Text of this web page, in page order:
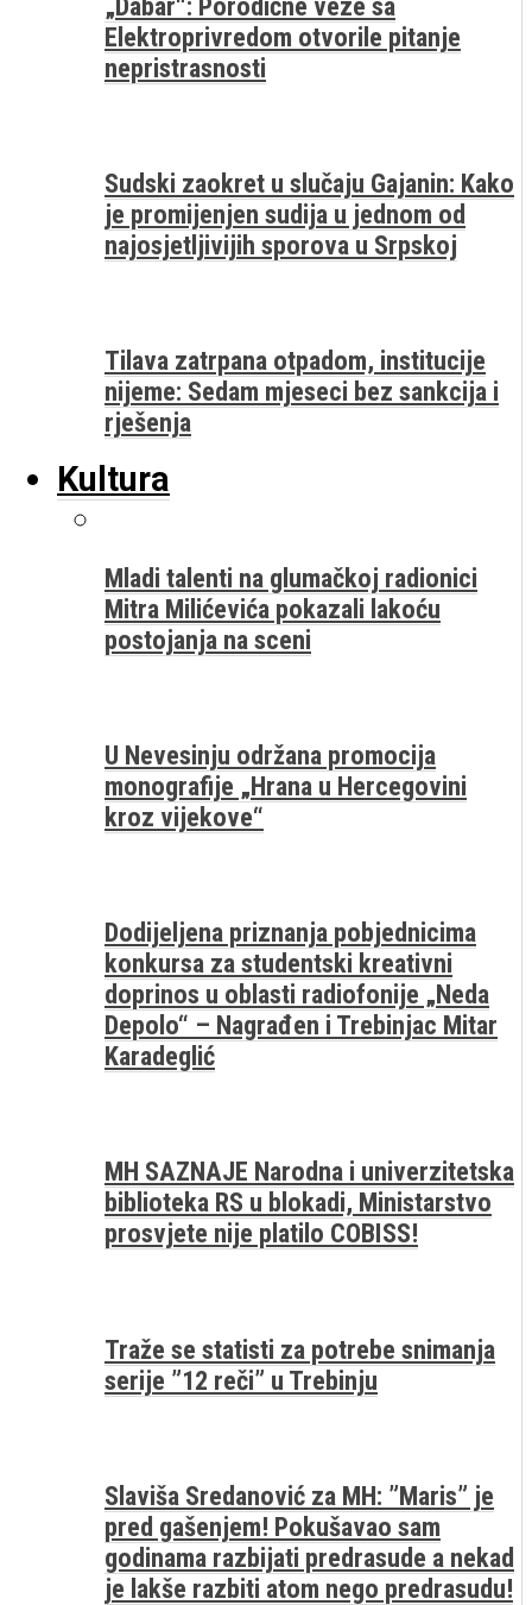
Elektroprivredom otvorile pitanje
nepristrasnosti
Sudski zaokret u slučaju Gajanin: Kako
je promijenjen sudija u jednom od
najosjetljivijih sporova u Srpskoj
Tilava zatrpana otpadom, institucije
nijeme: Sedam mjeseci bez sankcija i
rješenja
Kultura
Mladi talenti na glumačkoj radionici
Mitra Milićevića pokazali lakoću
postojanja na sceni
U Nevesinju održana promocija
monografije „Hrana u Hercegovini
kroz vijekove“
Dodijeljena priznanja pobjednicima
konkursa za studentski kreativni
doprinos u oblasti radiofonije „Neda
Depolo“ – Nagrađen i Trebinjac Mitar
Karadeglić
MH SAZNAJE Narodna i univerzitetska
biblioteka RS u blokadi, Ministarstvo
prosvjete nije platilo COBISS!
Traže se statisti za potrebe snimanja
serije ”12 reči” u Trebinju
Slaviša Sredanović za MH: ”Maris” je
pred gašenjem! Pokušavao sam
godinama razbijati predrasude a nekad
je lakše razbiti atom nego predrasudu!